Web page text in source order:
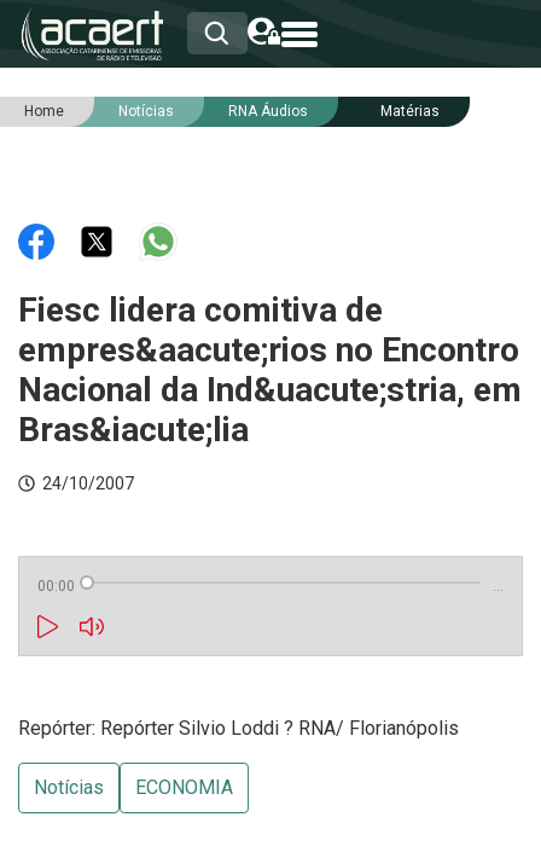
HOME
RNA
NOTÍCIAS
SERVIÇOS
INTEGRIDADE
Home Notícias RNA Áudios Matérias
Fiesc lidera comitiva de
empres&aacute;rios no Encontro
Nacional da Ind&uacute;stria, em
Bras&iacute;lia
24/10/2007
00:00 …
Repórter: Repórter Silvio Loddi ? RNA/ Florianópolis
Notícias ECONOMIA